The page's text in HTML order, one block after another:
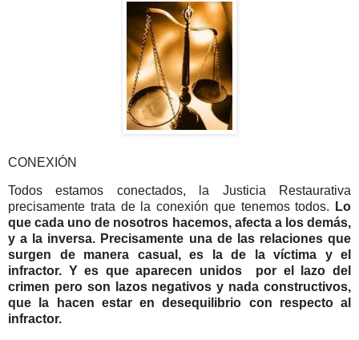
CONEXIÓN
Todos estamos conectados, la Justicia Restaurativa
precisamente trata de la conexión que tenemos todos.
Lo
que cada uno de nosotros hacemos, afecta a los demás,
y a la inversa. Precisamente una de las relaciones que
surgen de manera casual, es la de la víctima y el
infractor. Y es que aparecen unidos por el lazo del
crimen pero son lazos negativos y nada constructivos,
que la hacen estar en desequilibrio con respecto al
infractor.